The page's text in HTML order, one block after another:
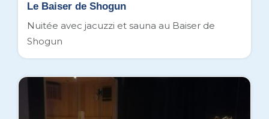
Le Baiser de Shogun
Nuitée avec jacuzzi et sauna au Baiser de
Shogun